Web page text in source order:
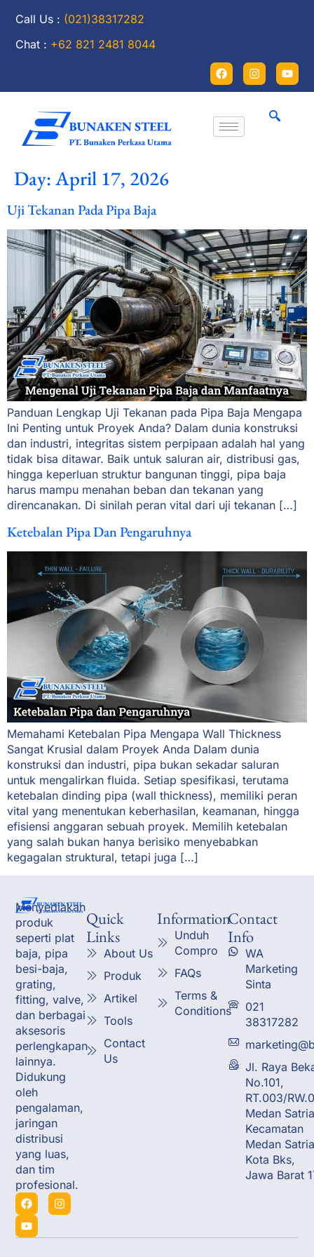
Call Us : (021)38317282
Chat : +62 821 2481 8044
Day:April 17, 2026
Uji Tekanan Pada Pipa Baja
Panduan Lengkap Uji Tekanan pada Pipa Baja Mengapa
Ini Penting untuk Proyek Anda? Dalam dunia konstruksi
dan industri, integritas sistem perpipaan adalah hal yang
tidak bisa ditawar. Baik untuk saluran air, distribusi gas,
hingga keperluan struktur bangunan tinggi, pipa baja
harus mampu menahan beban dan tekanan yang
direncanakan. Di sinilah peran vital dari uji tekanan […]
Ketebalan Pipa Dan Pengaruhnya
Memahami Ketebalan Pipa Mengapa Wall Thickness
Sangat Krusial dalam Proyek Anda Dalam dunia
konstruksi dan industri, pipa bukan sekadar saluran
untuk mengalirkan fluida. Setiap spesifikasi, terutama
ketebalan dinding pipa (wall thickness), memiliki peran
vital yang menentukan keberhasilan, keamanan, hingga
efisiensi anggaran sebuah proyek. Memilih ketebalan
yang salah bukan hanya berisiko menyebabkan
kegagalan struktural, tetapi juga […]
Menyediakan
produk
seperti plat
baja, pipa
besi-baja,
grating,
fitting, valve,
dan berbagai
aksesoris
perlengkapan
lainnya.
Didukung
oleh
pengalaman,
jaringan
distribusi
yang luas,
dan tim
profesional.
Quick
Links
About Us
Produk
Artikel
Tools
Contact
Us
Information
Unduh
Compro
FAQs
Terms &
Conditions
Contact
Info
WA
Marketing
Sinta
021
38317282
Jl. Raya
No.101,
RT.003/
Medan
Kecamatan
Medan
Kota Bks,
Jawa Barat